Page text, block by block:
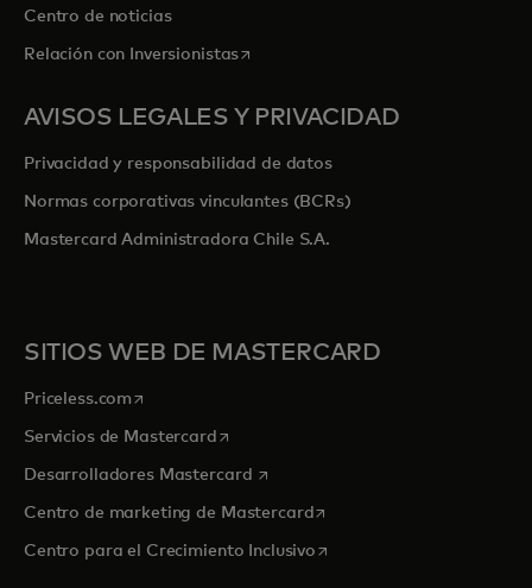
Centro de noticias
Relación con Inversionistasse abre en una pestaña nueva
AVISOS LEGALES Y PRIVACIDAD
Privacidad y responsabilidad de datos
Normas corporativas vinculantes (BCRs)
Mastercard Administradora Chile S.A.
SITIOS WEB DE MASTERCARD
Priceless.com se abre en una pestaña nueva
Servicios de Mastercardse abre en una pestaña nueva
Desarrolladores Mastercard se abre en una pestaña nueva
Centro de marketing de Mastercardse abre en una pestaña
Centro para el Crecimiento Inclusivose abre en una pestaña